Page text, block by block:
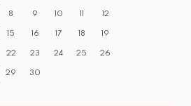
8 9 10 11 12
15 16 17 18 19
22 23 24 25 26
29 30